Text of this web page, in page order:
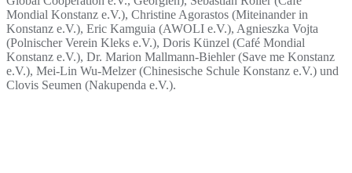
Mondial Konstanz e.V.), Christine Agorastos (Miteinander in
Konstanz e.V.), Eric Kamguia (AWOLI e.V.), Agnieszka Vojta
(Polnischer Verein Kleks e.V.), Doris Künzel (Café Mondial
Konstanz e.V.), Dr. Marion Mallmann-Biehler (Save me Konstanz
e.V.), Mei-Lin Wu-Melzer (Chinesische Schule Konstanz e.V.) und
Clovis Seumen (Nakupenda e.V.).